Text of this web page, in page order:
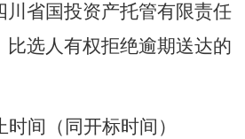
川省国投资产托管有限责任
比选人有权拒绝逾期送达的
间（同开标时间）